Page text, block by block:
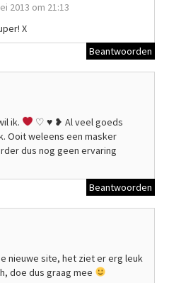
2013 om 21:13
X
Beantwoorden
ik.
♡ ♥❥ Al veel goeds
Ooit weleens een masker
dus nog geen ervaring
Beantwoorden
nieuwe site, het ziet er erg leuk
doe dus graag mee